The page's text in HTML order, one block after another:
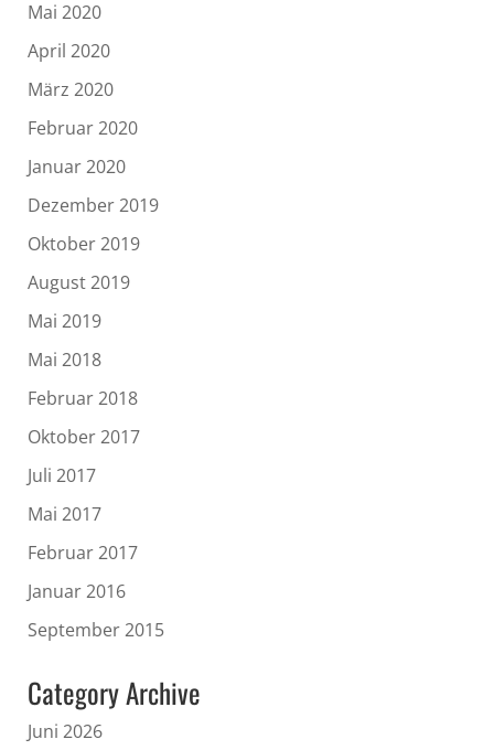
Mai 2020
April 2020
März 2020
Februar 2020
Januar 2020
Dezember 2019
Oktober 2019
August 2019
Mai 2019
Mai 2018
Februar 2018
Oktober 2017
Juli 2017
Mai 2017
Februar 2017
Januar 2016
September 2015
Category Archive
Juni 2026